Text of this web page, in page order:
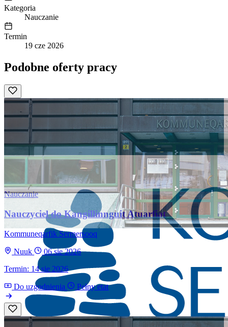
Kategoria
Nauczanie
Termin
19 cze 2026
Podobne oferty pracy
Nauczanie
Nauczyciel do Kangillinnguit Atuarfiat
Kommuneqarfik Sermersooq
Nuuk
06 sie 2026
Termin: 14 sie 2026
Do uzgodnienia Pełny etat